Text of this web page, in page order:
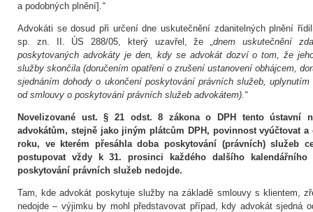
a podobných plnění].“
Advokáti se dosud při určení dne uskutečnění zdanitelných plnění
sp. zn. II. ÚS 288/05, který uzavřel, že„dnem uskutečnění
poskytovaných advokáty je den, kdy se advokát dozví o tom, že
služby skončila (doručením opatření o zrušení ustanovení obhájcem,
sjednáním dohody o ukončení poskytování právních služeb,
od smlouvy o poskytování právních služeb advokátem).“
Novelizované ust. § 21 odst. 8 zákona o DPH tento ústavní
advokátům, stejně jako jiným plátcům DPH, povinnost vyúčtovat a
roku, ve kterém přesáhla doba poskytování (právních) služeb
postupovat vždy k 31. prosinci každého dalšího
poskytování právních služeb nedojde.
Tam, kde advokát poskytuje služby na základě smlouvy s klientem,
nedojde – výjimku by mohl představovat případ, kdy advokát sjedná